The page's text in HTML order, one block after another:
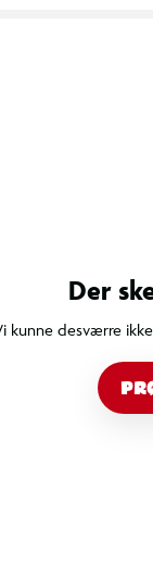
Der
kunne desværre